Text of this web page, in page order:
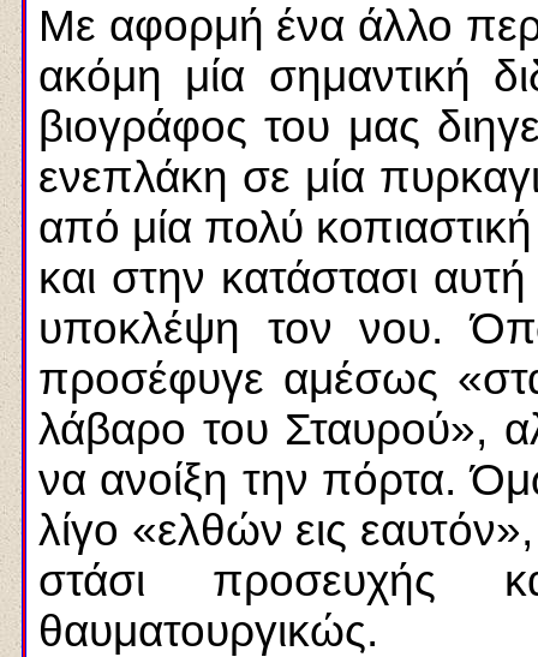
Με αφορμή ένα άλλο
ακόμη μία σημαντική
βιογράφος του μας
ενεπλάκη σε μία
από μία πολύ
και στην κατάστασι
υποκλέψη τον νου.
προσέφυγε αμέσως
λάβαρο του Σταυρού»,
να ανοίξη την πόρτα.
λίγο «ελθών εις
στάσι προσευχής
θαυματουργικώς.